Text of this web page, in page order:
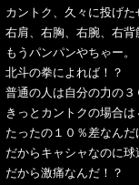
カントク、久々に投げた
右肩、右胸、右腕、右背
もうパンパンやちゃー。
北斗の拳によれば！？
普通の人は自分の力の
きっとカントクの場合
たったの１０％差なんだ
だからキャシャなのに球
だから激痛なんだ！？